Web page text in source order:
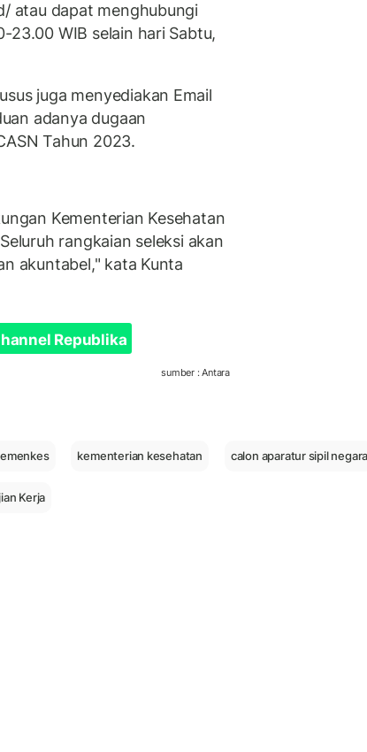
atau dapat menghubungi
23.00 WIB selain hari Sabtu,
juga menyediakan Email
adanya dugaan
Tahun 2023.
Kementerian Kesehatan
rangkaian seleksi akan
akuntabel," kata Kunta
Republika
sumber : Antara
kementerian kesehatan calon aparatur sipil negara
Kerja